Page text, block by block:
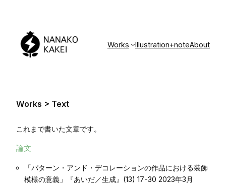
Works Illustration+noteAbout
Works > Text
これまで書いた文章です。
論文
「パターン・アンド・デコレーションの作品における装飾
模様の意義」
『あいだ／生成』(13) 17-30 2023年3月